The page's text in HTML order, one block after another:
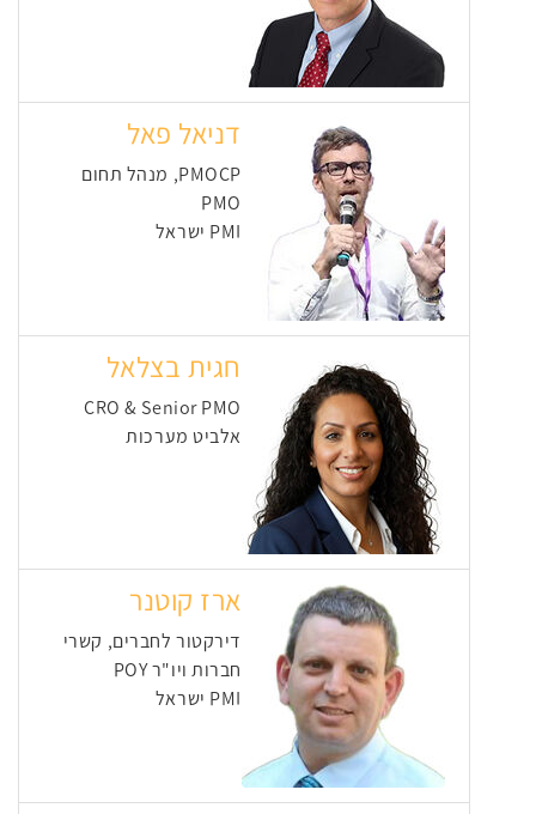
דניאל פאל
PMOCP, מנהל תחום
PMO
PMI ישראל
חגית בצלאל
CRO & Senior PMO
אלביט מערכות
ארז קוטנר
דירקטור לחברים, קשרי
חברות ויו"ר POY
PMI ישראל